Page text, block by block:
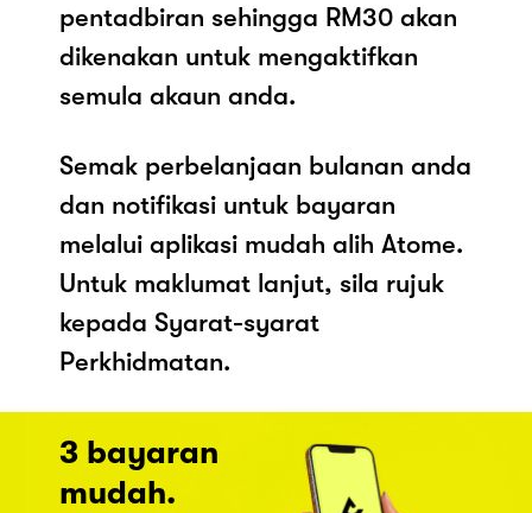
pentadbiran sehingga RM30 akan
dikenakan untuk mengaktifkan
semula akaun anda.
Semak perbelanjaan bulanan anda
dan notifikasi untuk bayaran
melalui aplikasi mudah alih Atome.
Untuk maklumat lanjut, sila rujuk
kepada Syarat-syarat
Perkhidmatan.
3 bayaran
mudah.